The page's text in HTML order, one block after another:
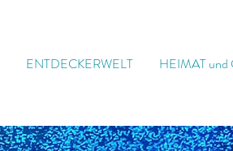
ENTDECKERWELT HEIMAT